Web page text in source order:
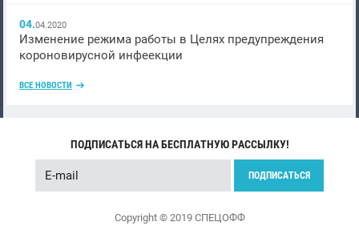
04.04.2020
Изменение режима работы в Целях предупреждения
короновирусной инфеекции
ВСЕ НОВОСТИ
ПОДПИСАТЬСЯ НА БЕСПЛАТНУЮ РАССЫЛКУ!
ПОДПИСАТЬСЯ
Copyright © 2019 СПЕЦОФФ